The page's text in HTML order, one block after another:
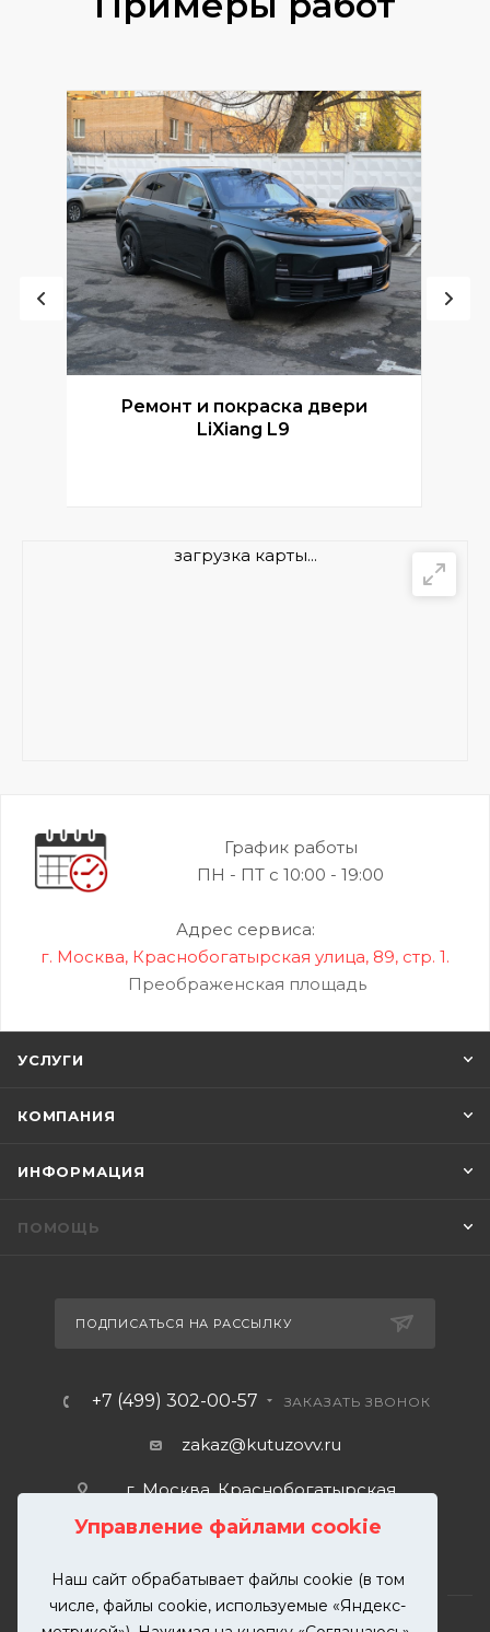
Управление файлами cookie
Наш сайт обрабатывает файлы cookie (в том
числе, файлы cookie, используемые «Яндекс-
Ремонт и покраска двери
LiXiang L9
загрузка карты...
График работы
ПН - ПТ с 10:00 - 19:00
Адрес сервиса:
г. Москва, Краснобогатырская улица, 89, стр. 1.
Преображенская площадь
УСЛУГИ
КОМПАНИЯ
ИНФОРМАЦИЯ
ПОМОЩЬ
ПОДПИСАТЬСЯ НА РАССЫЛКУ
+7 (499) 302-00-57 ЗАКАЗАТЬ ЗВОНОК
zakaz@kutuzovv.ru
г. Москва, Краснобогатырская